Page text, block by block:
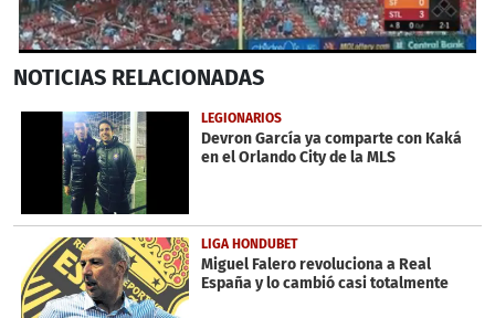
seconds
57
seconds
NOTICIAS RELACIONADAS
LEGIONARIOS
Devron García ya comparte con Kaká
en el Orlando City de la MLS
LIGA HONDUBET
Miguel Falero revoluciona a Real
España y lo cambió casi totalmente